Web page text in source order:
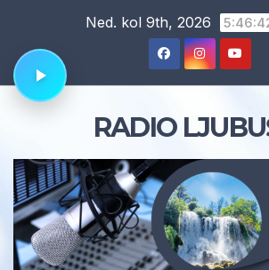
content
Ned. kol 9th, 2026
RADIO